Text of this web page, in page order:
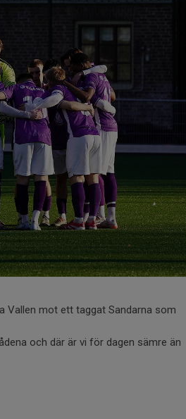
Vallen mot ett taggat Sandarna som
och där är vi för dagen sämre än